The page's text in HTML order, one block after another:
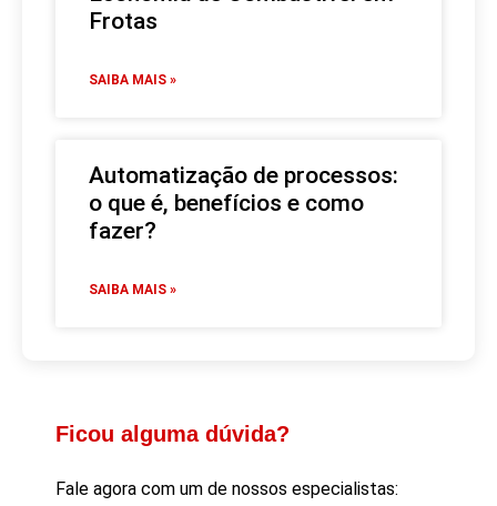
Frotas
SAIBA MAIS »
Automatização de processos:
o que é, benefícios e como
fazer?
SAIBA MAIS »
Ficou alguma dúvida?
Fale agora com um de nossos especialistas: